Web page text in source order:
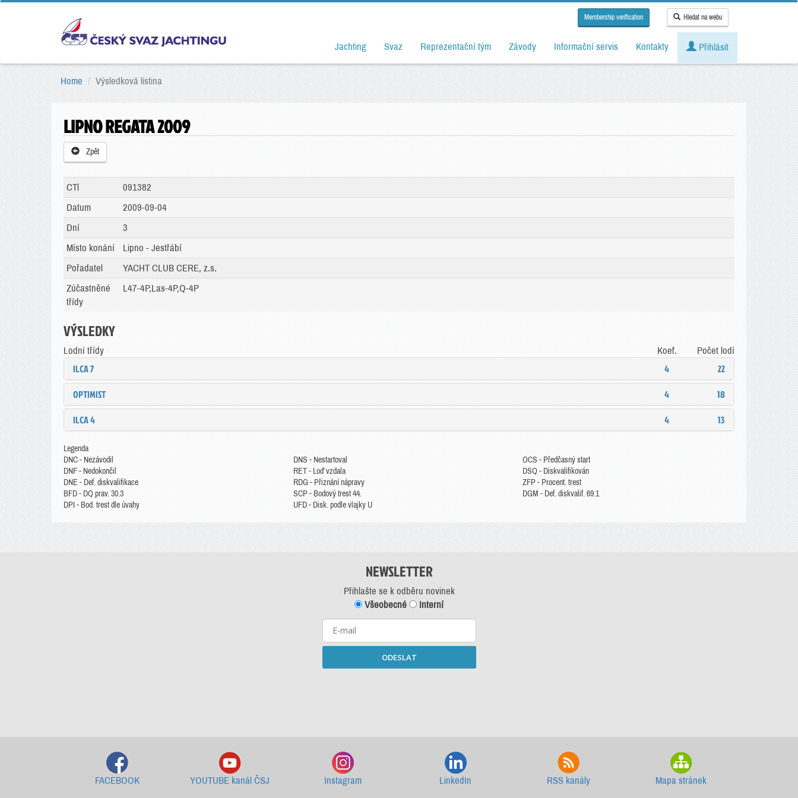
Membership verification Hledat na webu
Jachting Svaz Reprezentační tým Závody Informační servis Kontakty Přihlásit
Home Výsledková listina
LIPNO REGATA 2009
Zpět
CTl
091382
Datum
2009-09-04
Dní
3
Místo konání
Lipno - Jestřábí
Pořadatel
YACHT CLUB CERE, z.s.
Zúčastněné
třídy
L47-4P,Las-4P,Q-4P
VÝSLEDKY
Lodní třídy Koef. Počet lodí
ILCA 7 4
22
OPTIMIST
4
18
ILCA 4
4 13
Legenda
DNC - Nezávodil
DNF - Nedokončil
DNE - Def. diskvalifikace
BFD - DQ prav. 30.3
DPI - Bod. trest dle úvahy
DNS - Nestartoval
RET - Loď vzdala
RDG - Přiznání nápravy
SCP - Bodový trest 44.
UFD - Disk. podle vlajky U
OCS - Předčasný start
DSQ - Diskvalifikován
ZFP - Procent. trest
DGM - Def. diskvalif. 69.1
NEWSLETTER
Přihlašte se k odběru novinek
Všeobecné
Interní
ODESLAT
FACEBOOK YOUTUBE kanál ČSJ Instagram LinkedIn RSS kanály Mapa stránek